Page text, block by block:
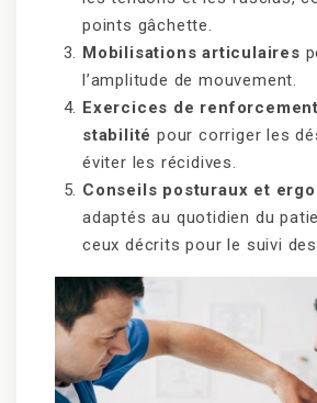
points gâchette.
Mobilisations articulaires
l’amplitude de mouvement.
Exercices de
stabilité pour corriger les
éviter les récidives.
Conseils posturaux et
adaptés au quotidien du
ceux décrits pour le suivi